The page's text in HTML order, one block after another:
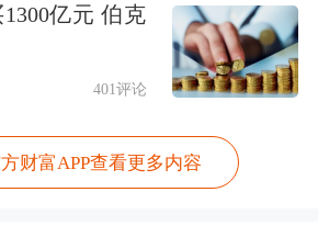
亿元 伯克
401评论
财富APP查看更多内容